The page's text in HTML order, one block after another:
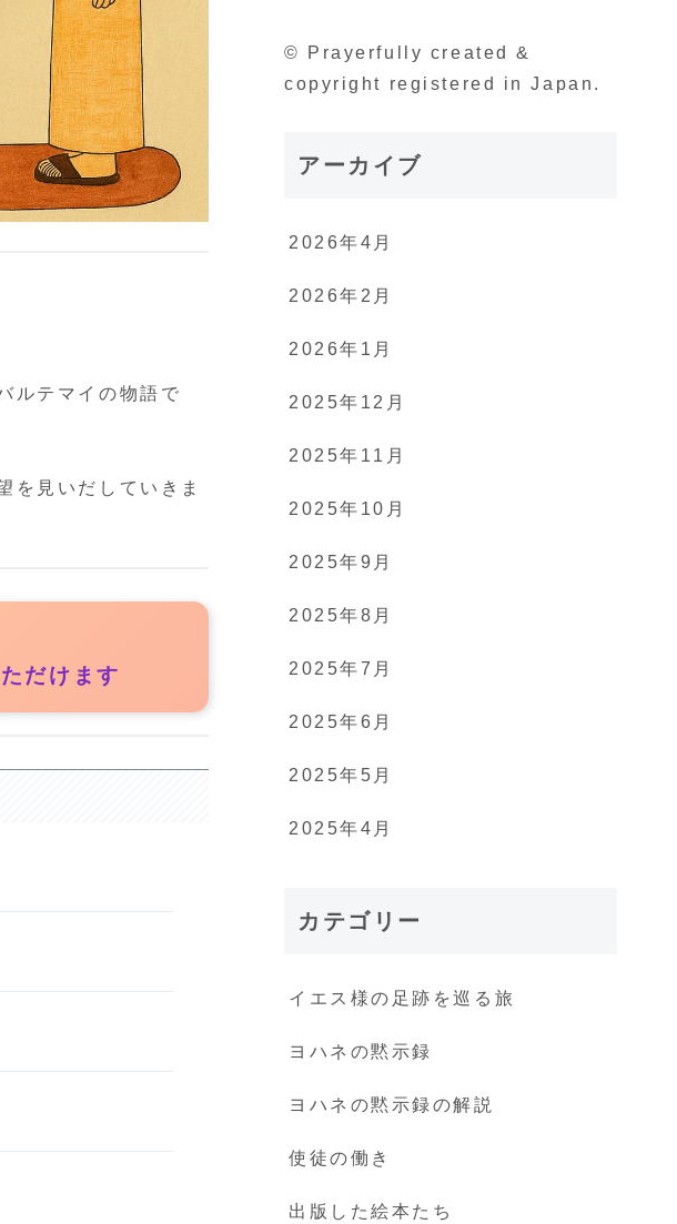
ルテマイの物語で
を見いだしていきま
だけます
© Prayerfully created &
copyright registered in Japan.
アーカイブ
2026年4月
2026年2月
2026年1月
2025年12月
2025年11月
2025年10月
2025年9月
2025年8月
2025年7月
2025年6月
2025年5月
2025年4月
カテゴリー
イエス様の足跡を巡る旅
ヨハネの黙示録
ヨハネの黙示録の解説
使徒の働き
出版した絵本たち